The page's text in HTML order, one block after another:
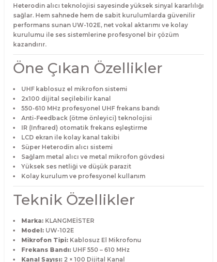
Heterodin alıcı teknolojisi sayesinde yüksek sinyal kararlılığı
sağlar. Hem sahnede hem de sabit kurulumlarda güvenilir
performans sunan UW-102E, net vokal aktarımı ve kolay
kurulumu ile ses sistemlerine profesyonel bir çözüm
kazandırır.
Öne Çıkan Özellikler
UHF kablosuz el mikrofon sistemi
2x100 dijital seçilebilir kanal
550-610 MHz profesyonel UHF frekans bandı
Anti-Feedback (ötme önleyici) teknolojisi
IR (Infrared) otomatik frekans eşleştirme
LCD ekran ile kolay kanal takibi
Süper Heterodin alıcı sistemi
Sağlam metal alıcı ve metal mikrofon gövdesi
Yüksek ses netliği ve düşük parazit
Kolay kurulum ve profesyonel kullanım
Teknik Özellikler
Marka: KLANGMEİSTER
Model: UW-102E
Mikrofon Tipi: Kablosuz El Mikrofonu
Frekans Bandı: UHF 550 – 610 MHz
Kanal Sayısı: 2 × 100 Dijital Kanal